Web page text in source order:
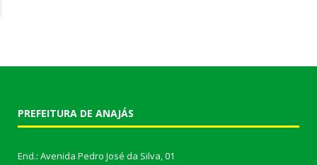
PREFEITURA DE ANAJÁS
End.: Avenida Pedro José da Silva, 01